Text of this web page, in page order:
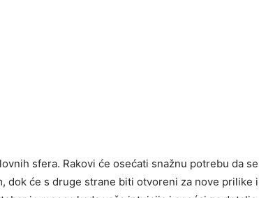
sfera. Rakovi će osećati snažnu potrebu da se
dok će s druge strane biti otvoreni za nove prilike i